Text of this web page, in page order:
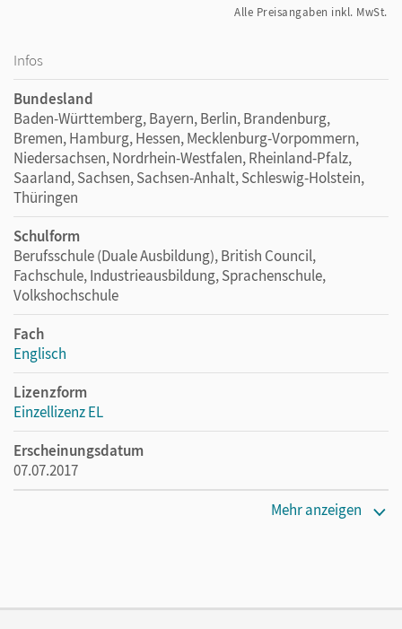
Alle Preisangaben inkl. MwSt.
Infos
Bundesland
Baden-Württemberg, Bayern, Berlin, Brandenburg,
Bremen, Hamburg, Hessen, Mecklenburg-Vorpommern,
Niedersachsen, Nordrhein-Westfalen, Rheinland-Pfalz,
Saarland, Sachsen, Sachsen-Anhalt, Schleswig-Holstein,
Thüringen
Schulform
Berufsschule (Duale Ausbildung), British Council,
Fachschule, Industrieausbildung, Sprachenschule,
Volkshochschule
Fach
Englisch
Lizenzform
Einzellizenz EL
Erscheinungsdatum
07.07.2017
Mehr anzeigen